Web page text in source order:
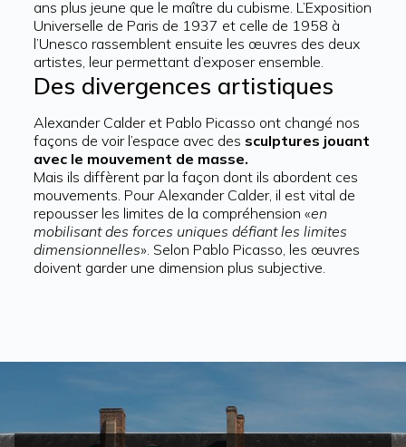
ans plus jeune que le maître du cubisme. L’Exposition
Universelle de Paris de 1937 et celle de 1958 à
l’Unesco rassemblent ensuite les œuvres des deux
artistes, leur permettant d’exposer ensemble.
Des divergences artistiques
Alexander Calder et Pablo Picasso ont changé nos
façons de voir l’espace avec des sculptures jouant
avec le mouvement de masse.
Mais ils diffèrent par la façon dont ils abordent ces
mouvements. Pour Alexander Calder, il est vital de
repousser les limites de la compréhension «en
mobilisant des forces uniques défiant les limites
dimensionnelles». Selon Pablo Picasso, les œuvres
doivent garder une dimension plus subjective.